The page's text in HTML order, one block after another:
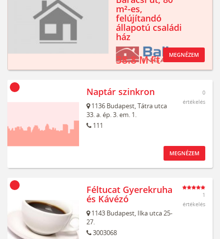
m²-es,
felújítandó
állapotú családi
ház
38.8 M Ft MEGNÉZEM
Naptár szinkron
1136 Budapest,Tátra utca
33. a. ép. 3. em. 1.
111
0
értékelés
MEGNÉZEM
Féltucat Gyerekruha
és Kávézó
1143 Budapest, Ilka utca 25-
27.
3003068
1
értékelés